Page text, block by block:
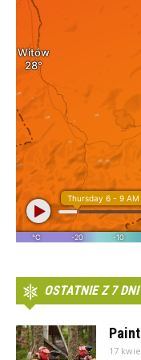
OSTATNIE Z 7 DNI
17